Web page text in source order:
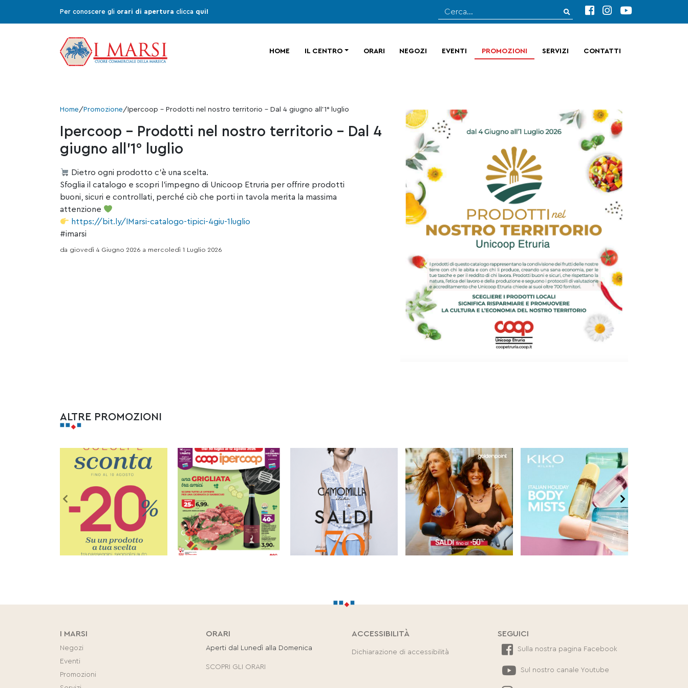
Per conoscere gli orari di apertura clicca qui!
HOME IL CENTRO ORARI NEGOZI EVENTI PROMOZIONI SERVIZI CONTATTI
Home/ Promozione/ Ipercoop – Prodotti nel nostro territorio – Dal 4 giugno all’1° luglio
Ipercoop – Prodotti nel nostro territorio – Dal 4
giugno all’1° luglio
Dietro ogni prodotto c’è una scelta.
Sfoglia il catalogo e scopri l’impegno di Unicoop Etruria per offrire prodotti
buoni, sicuri e controllati, perché ciò che porti in tavola merita la massima
attenzione
https://bit.ly/IMarsi-catalogo-tipici-4giu-1luglio
#imarsi
da giovedì 4 Giugno 2026 a mercoledì 1 Luglio 2026
ALTRE PROMOZIONI
I MARSI
Negozi
Eventi
Promozioni
ORARI
Aperti dal Lunedì alla Domenica
SCOPRI GLI ORARI
ACCESSIBILITÀ
Dichiarazione di accessibilità
SEGUICI
Sulla nostra pagina Facebook
Sul nostro canale Youtube